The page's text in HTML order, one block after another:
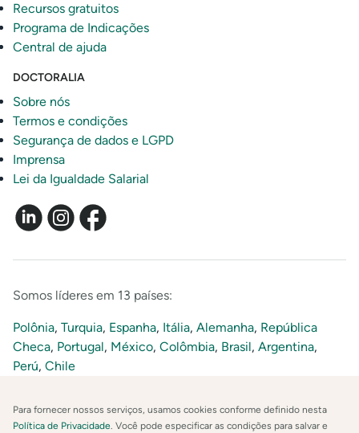
Recursos gratuitos
Programa de Indicações
Central de ajuda
DOCTORALIA
Sobre nós
Termos e condições
Segurança de dados e LGPD
Imprensa
Lei da Igualdade Salarial
Somos líderes em 13 países:
Polônia, Turquia, Espanha, Itália, Alemanha, República
Checa, Portugal, México, Colômbia, Brasil, Argentina,
Perú, Chile
Para fornecer nossos serviços, usamos cookies conforme definido nesta
Política de Privacidade. Você pode especificar as condições para salvar e